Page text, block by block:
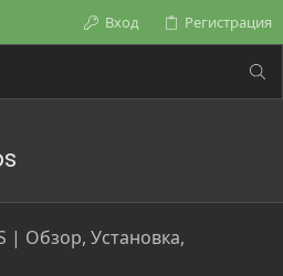
Вход Регистрация
| Обзор, Установка,